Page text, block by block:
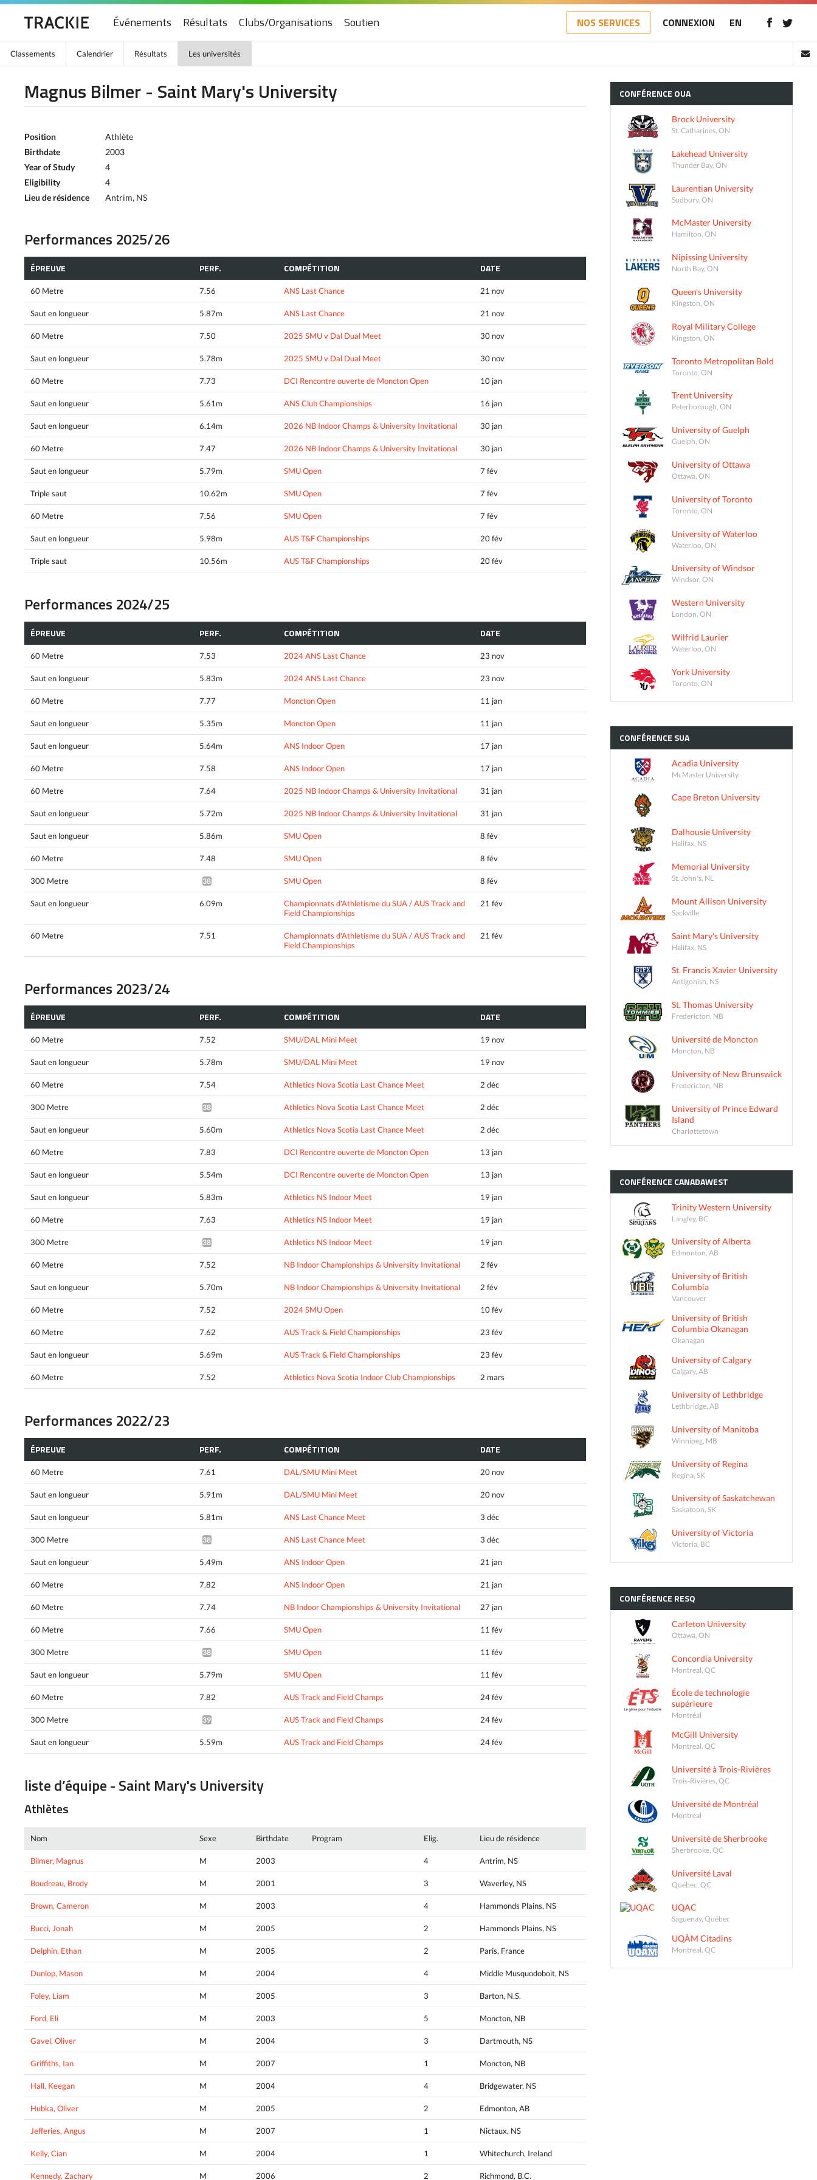
Événements Résultats Clubs/Organisations Soutien NOS SERVICES CONNEXION EN
Classements Calendrier Résultats Les universités
Magnus Bilmer - Saint Mary's University
Position
Athlète
Birthdate
2003
Year of Study
4
Eligibility
4
Lieu de résidence
Antrim, NS
Performances 2025/26
ÉPREUVE PERF. COMPÉTITION DATE
60 Metre 7.56 ANS Last Chance 21 nov
Saut en longueur 5.87m ANS Last Chance 21 nov
60 Metre 7.50 2025 SMU v Dal Dual Meet 30 nov
Saut en longueur 5.78m 2025 SMU v Dal Dual Meet 30 nov
60 Metre 7.73 DCI Rencontre ouverte de Moncton Open 10 jan
Saut en longueur 5.61m ANS Club Championships 16 jan
Saut en longueur 6.14m 2026 NB Indoor Champs & University Invitational 30 jan
60 Metre 7.47 2026 NB Indoor Champs & University Invitational 30 jan
Saut en longueur 5.79m SMU Open 7 fév
Triple saut 10.62m SMU Open 7 fév
60 Metre 7.56 SMU Open 7 fév
Saut en longueur 5.98m AUS T&F Championships 20 fév
Triple saut 10.56m AUS T&F Championships 20 fév
Performances 2024/25
ÉPREUVE PERF. COMPÉTITION DATE
60 Metre 7.53 2024 ANS Last Chance 23 nov
Saut en longueur 5.83m 2024 ANS Last Chance 23 nov
60 Metre 7.77 Moncton Open 11 jan
Saut en longueur 5.35m Moncton Open 11 jan
Saut en longueur 5.64m ANS Indoor Open 17 jan
60 Metre 7.58 ANS Indoor Open 17 jan
60 Metre 7.64 2025 NB Indoor Champs & University Invitational 31 jan
Saut en longueur 5.72m 2025 NB Indoor Champs & University Invitational 31 jan
Saut en longueur 5.86m SMU Open 8 fév
60 Metre 7.48 SMU Open 8 fév
300 Metre 38.95* SMU Open 8 fév
Saut en longueur 6.09m
Championnats d'Athletisme du SUA / AUS Track and
Field Championships
21 fév
60 Metre 7.51
Championnats d'Athletisme du SUA / AUS Track and
Field Championships
21 fév
Performances 2023/24
ÉPREUVE PERF. COMPÉTITION DATE
60 Metre 7.52 SMU/DAL Mini Meet 19 nov
Saut en longueur 5.78m SMU/DAL Mini Meet 19 nov
60 Metre 7.54 Athletics Nova Scotia Last Chance Meet 2 déc
300 Metre 38.55* Athletics Nova Scotia Last Chance Meet 2 déc
Saut en longueur 5.60m Athletics Nova Scotia Last Chance Meet 2 déc
60 Metre 7.83 DCI Rencontre ouverte de Moncton Open 13 jan
Saut en longueur 5.54m DCI Rencontre ouverte de Moncton Open 13 jan
Saut en longueur 5.83m Athletics NS Indoor Meet 19 jan
60 Metre 7.63 Athletics NS Indoor Meet 19 jan
300 Metre 38.60* Athletics NS Indoor Meet 19 jan
60 Metre 7.52 NB Indoor Championships & University Invitational 2 fév
Saut en longueur 5.70m NB Indoor Championships & University Invitational 2 fév
60 Metre 7.52 2024 SMU Open 10 fév
60 Metre 7.62 AUS Track & Field Championships 23 fév
Saut en longueur 5.69m AUS Track & Field Championships 23 fév
60 Metre 7.52 Athletics Nova Scotia Indoor Club Championships 2 mars
Performances 2022/23
ÉPREUVE PERF. COMPÉTITION DATE
60 Metre 7.61 DAL/SMU Mini Meet 20 nov
Saut en longueur 5.91m DAL/SMU Mini Meet 20 nov
Saut en longueur 5.81m ANS Last Chance Meet 3 déc
300 Metre 38.72* ANS Last Chance Meet 3 déc
Saut en longueur 5.49m ANS Indoor Open 21 jan
60 Metre 7.82 ANS Indoor Open 21 jan
60 Metre 7.74 NB Indoor Championships & University Invitational 27 jan
60 Metre 7.66 SMU Open 11 fév
300 Metre 38.36* SMU Open 11 fév
Saut en longueur 5.79m SMU Open 11 fév
60 Metre 7.82 AUS Track and Field Champs 24 fév
300 Metre 39.44* AUS Track and Field Champs 24 fév
Saut en longueur 5.59m AUS Track and Field Champs 24 fév
liste d’équipe - Saint Mary's University
Athlètes
Nom Sexe Birthdate Program Elig. Lieu de résidence
Bilmer, Magnus M 2003 4 Antrim, NS
Boudreau, Brody M 2001 3 Waverley, NS
Brown, Cameron M 2003 4 Hammonds Plains, NS
Bucci, Jonah M 2005 2 Hammonds Plains, NS
Delphin, Ethan M 2005 2 Paris, France
Dunlop, Mason M 2004 4 Middle Musquodoboit, NS
Foley, Liam M 2005 3 Barton, N.S.
Ford, Eli M 2003 5 Moncton, NB
Gavel, Oliver M 2004 3 Dartmouth, NS
Griffiths, Ian M 2007 1 Moncton, NB
Hall, Keegan M 2004 4 Bridgewater, NS
Hubka, Oliver M 2005 2 Edmonton, AB
Jefferies, Angus M 2007 1 Nictaux, NS
Kelly, Cian M 2004 1 Whitechurch, Ireland
Kennedy, Zachary M 2006 2 Richmond, B.C.
CONFÉRENCE OUA
Brock University
St. Catharines, ON
Lakehead University
Thunder Bay, ON
Laurentian University
Sudbury, ON
McMaster University
Hamilton, ON
Nipissing University
North Bay, ON
Queen's University
Kingston, ON
Royal Military College
Kingston, ON
Toronto Metropolitan Bold
Toronto, ON
Trent University
Peterborough, ON
University of Guelph
Guelph, ON
University of Ottawa
Ottawa, ON
University of Toronto
Toronto, ON
University of Waterloo
Waterloo, ON
University of Windsor
Windsor, ON
Western University
London, ON
Wilfrid Laurier
Waterloo, ON
York University
Toronto, ON
CONFÉRENCE SUA
Acadia University
McMaster University
Cape Breton University
Dalhousie University
Halifax, NS
Memorial University
St. John's, NL
Mount Allison University
Sackville
Saint Mary's University
Halifax, NS
St. Francis Xavier University
Antigonish, NS
St. Thomas University
Fredericton, NB
Université de Moncton
Moncton, NB
University of New Brunswick
Fredericton, NB
University of Prince Edward
Island
Charlottetown
CONFÉRENCE CANADAWEST
Trinity Western University
Langley, BC
University of Alberta
Edmonton, AB
University of British
Columbia
Vancouver
University of British
Columbia Okanagan
Okanagan
University of Calgary
Calgary, AB
University of Lethbridge
Lethbridge, AB
University of Manitoba
Winnipeg, MB
University of Regina
Regina, SK
University of Saskatchewan
Saskatoon, SK
University of Victoria
Victoria, BC
CONFÉRENCE RESQ
Carleton University
Ottawa, ON
Concordia University
Montreal, QC
École de technologie
supérieure
Montréal
McGill University
Montreal, QC
Université à Trois-Rivières
Trois-Rivières, QC
Université de Montréal
Montreal
Université de Sherbrooke
Sherbrooke, QC
Université Laval
Québec, QC
UQAC
Saguenay, Québec
UQÀM Citadins
Montreal, QC